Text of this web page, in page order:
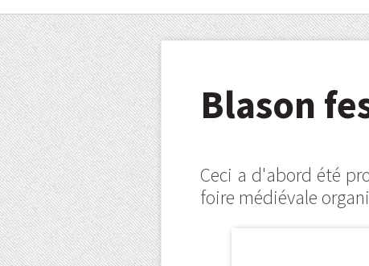
Blason
Ceci a d'abord été
foire médiévale